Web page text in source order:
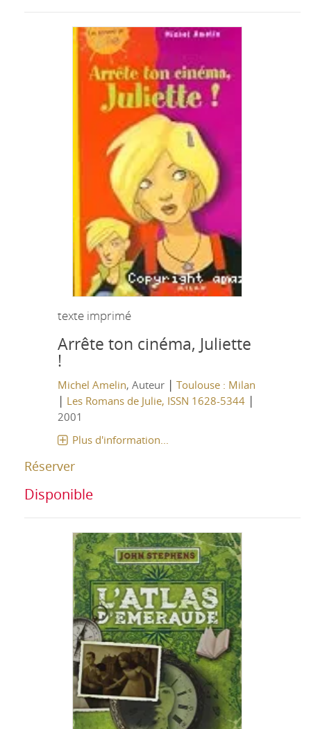
texte imprimé
Arrête ton cinéma, Juliette
!
Michel Amelin, Auteur | Toulouse : Milan
| Les Romans de Julie, ISSN 1628-5344|
2001
Plus d'information...
Réserver
Disponible